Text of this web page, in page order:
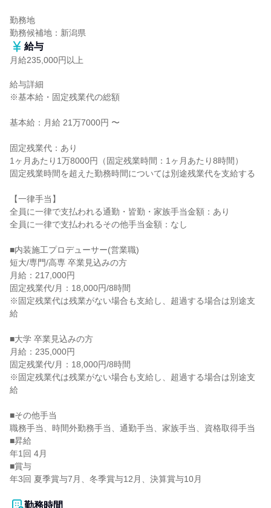
勤務地
勤務候補地：新潟県
給与
月給235,000円以上
給与詳細
※基本給・固定残業代の総額
基本給：月給 21万7000円 〜
固定残業代：あり
1ヶ月あたり1万8000円（固定残業時間：1ヶ月あたり8時間）
固定残業時間を超えた勤務時間については別途残業代を支給する
【一律手当】
全員に一律で支払われる通勤・皆勤・家族手当金額：あり
全員に一律で支払われるその他手当金額：なし
■内装施工プロデューサー(営業職)
短大/専門/高専 卒業見込みの方
月給：217,000円
固定残業代/月：18,000円/8時間
※固定残業代は残業がない場合も支給し、超過する場合は別途支
給
■大学 卒業見込みの方
月給：235,000円
固定残業代/月：18,000円/8時間
※固定残業代は残業がない場合も支給し、超過する場合は別途支
給
■その他手当
職務手当、時間外勤務手当、通勤手当、家族手当、資格取得手当
■昇給
年1回 4月
■賞与
年3回 夏季賞与7月、冬季賞与12月、決算賞与10月
勤務時間